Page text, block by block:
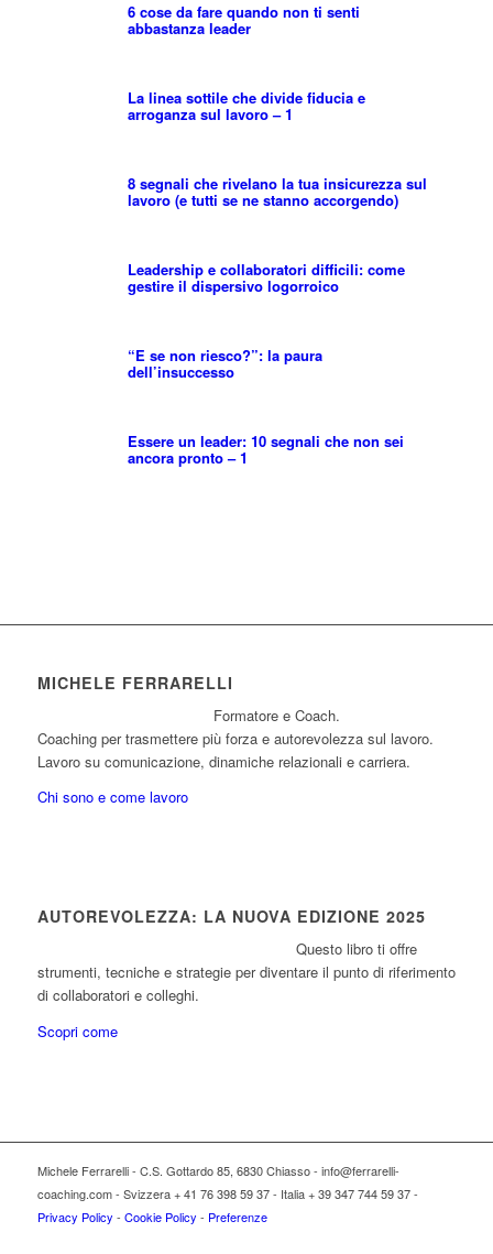
6 cose da fare quando non ti senti
abbastanza leader
La linea sottile che divide fiducia e
arroganza sul lavoro – 1
8 segnali che rivelano la tua insicurezza sul
lavoro (e tutti se ne stanno accorgendo)
Leadership e collaboratori difficili: come
gestire il dispersivo logorroico
“E se non riesco?”: la paura
dell’insuccesso
Essere un leader: 10 segnali che non sei
ancora pronto – 1
MICHELE FERRARELLI
Formatore e Coach.
Coaching per trasmettere più forza e autorevolezza sul lavoro.
Lavoro su comunicazione, dinamiche relazionali e carriera.
Chi sono e come lavoro
AUTOREVOLEZZA: LA NUOVA EDIZIONE 2025
Questo libro ti offre
strumenti, tecniche e strategie per diventare il punto di riferimento
di collaboratori e colleghi.
Scopri come
Michele Ferrarelli - C.S. Gottardo 85, 6830 Chiasso - info@ferrarelli-
coaching.com - Svizzera + 41 76 398 59 37 - Italia + 39 347 744 59 37 -
Privacy Policy - Cookie Policy - Preferenze